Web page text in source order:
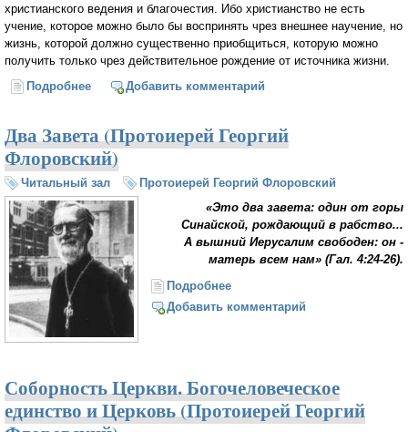
христианского ведения и благочестия. Ибо христианство не есть
учение, которое можно было бы воспринять чрез внешнее научение, но
жизнь, которой должно существенно приобщиться, которую можно
получить только чрез действительное рождение от источника жизни.
Подробнее о Дом отчий (Протоиерей Георгий Флоровский)
Добавить комментарий
Два Завета (Протоиерей Георгий
Флоровский)
Читальный зал
Протоиерей Георгий Флоровский
«Это два завета: один от горы
Синайской, рождающий в рабство...
А вышний Иерусалим свободен: он -
матерь всем нам» (Гал. 4:24-26).
Подробнее
Георгий Флоровский)
Добавить комментарий
Соборность Церкви. Богочеловеческое
единство и Церковь (Протоиерей Георгий